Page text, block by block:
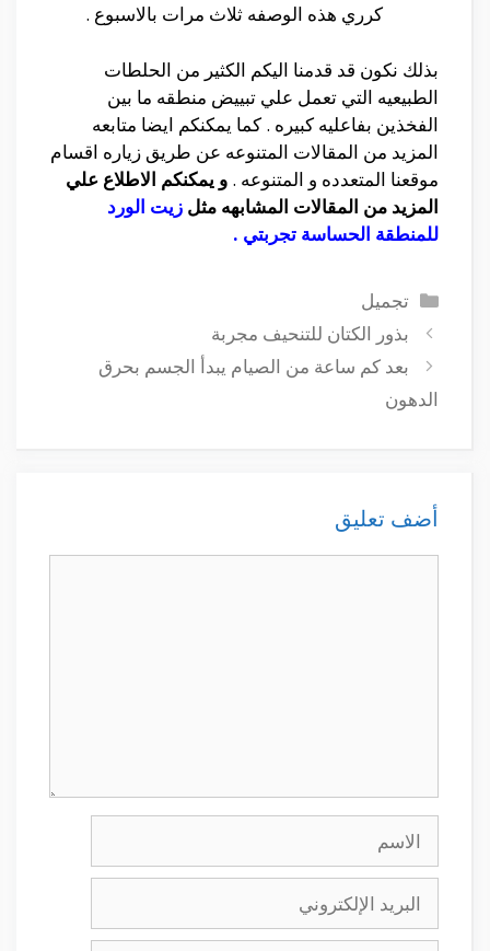
كرري هذه الوصفه ثلاث مرات بالاسبوع .
بذلك نكون قد قدمنا اليكم الكثير من الحلطات
الطبيعيه التي تعمل علي تبييض منطقه ما بين
الفخذين بفاعليه كبيره . كما يمكنكم ايضا متابعه
المزيد من المقالات المتنوعه عن طريق زياره اقسام
موقعنا المتعدده و المتنوعه . و يمكنكم الاطلاع علي
المزيد من المقالات المشابهه مثل زيت الورد
للمنطقة الحساسة تجربتي .
التصنيفات
تجميل
بذور الكتان للتنحيف مجربة
بعد كم ساعة من الصيام يبدأ الجسم بحرق
الدهون
أضف تعليق
الإلكتروني